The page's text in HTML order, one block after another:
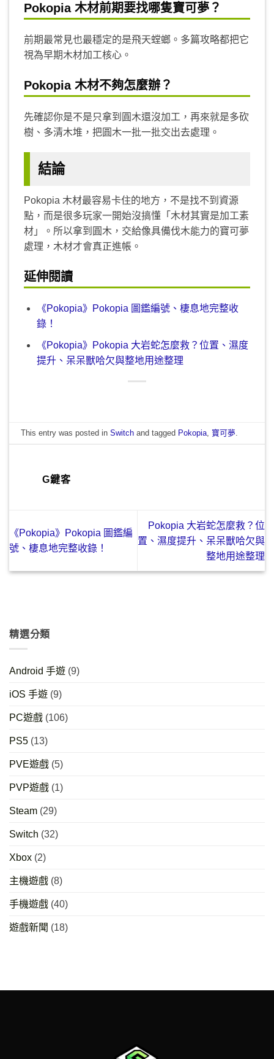
Pokopia 木材前期要找哪隻寶可夢？
前期最常見也最穩定的是飛天螳螂。多篇攻略都把它
視為早期木材加工核心。
Pokopia 木材不夠怎麼辦？
先確認你是不是只拿到圓木還沒加工，再來就是多砍
樹、多清木堆，把圓木一批一批交出去處理。
結論
Pokopia 木材最容易卡住的地方，不是找不到資源
點，而是很多玩家一開始沒搞懂「木材其實是加工素
材」。所以拿到圓木，交給像具備伐木能力的寶可夢
處理，木材才會真正進帳。
延伸閱讀
《Pokopia》Pokopia 圖鑑編號、棲息地完整收
錄！
《Pokopia》Pokopia 大岩蛇怎麼救？位置、濕度
提升、呆呆獸哈欠與整地用途整理
This entry was posted inSwitch and tagged Pokopia 寶可夢
G鍵客
《Pokopia》Pokopia 圖鑑編
號、棲息地完整收錄！
Pokopia 大岩蛇怎麼救？位
置、濕度提升、呆呆獸哈欠與
整地用途整理
精選分類
Android 手遊 (9)
iOS 手遊 (9)
PC遊戲 (106)
PS5 (13)
PVE遊戲 (5)
PVP遊戲 (1)
Steam (29)
Switch (32)
Xbox (2)
主機遊戲 (8)
手機遊戲 (40)
遊戲新聞 (18)